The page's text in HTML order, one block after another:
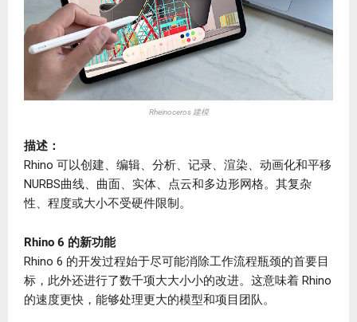
Rheinoceros 建模
描述：
Rhino 可以创建、编辑、分析、记录、渲染、动画化和平移
NURBS曲线、曲面、实体、点云和多边形网格。其复杂
性、程度或大小不受硬件限制。
Rhino 6 的新功能
Rhino 6 的开发过程始于尽可能消除工作流程瓶颈的首要目
标，此外还进行了数千项大大小小的改进。这意味着 Rhino
的速度更快，能够处理更大的模型和项目团队。